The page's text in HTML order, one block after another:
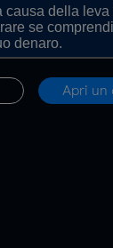
della leva
se
denaro.
Apri un